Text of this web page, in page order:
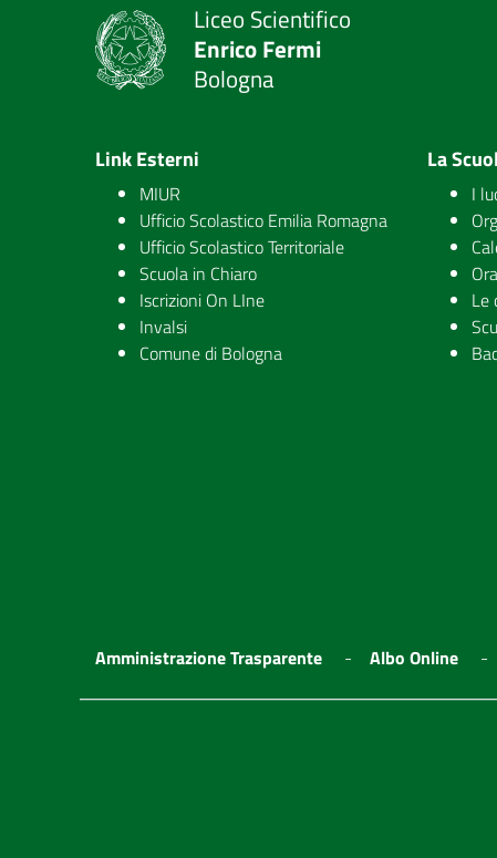
Liceo Scientifico
Enrico Fermi
Bologna
Link Esterni
MIUR
Ufficio Scolastico Emilia Romagna
Ufficio Scolastico Territoriale
Scuola in Chiaro
Iscrizioni On LIne
Invalsi
Comune di Bologna
La
I
Le
Amministrazione Trasparente Albo Online